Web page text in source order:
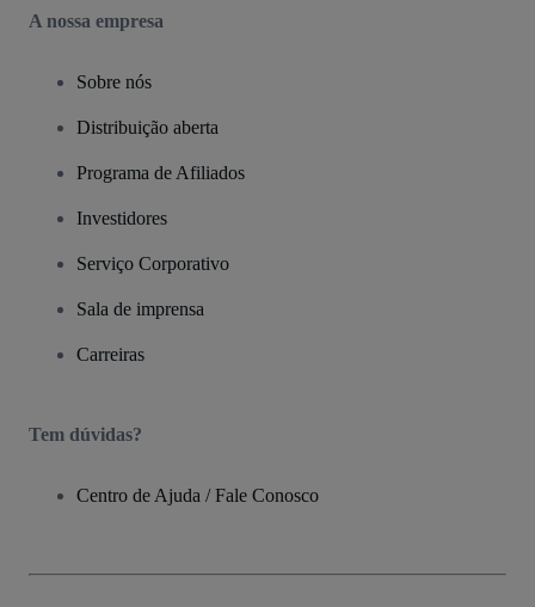
A nossa empresa
Sobre nós
Distribuição aberta
Programa de Afiliados
Investidores
Serviço Corporativo
Sala de imprensa
Carreiras
Tem dúvidas?
Centro de Ajuda / Fale Conosco